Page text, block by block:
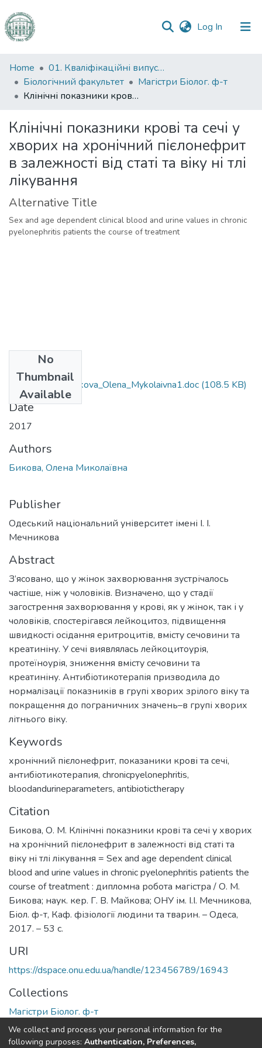
Log In (current)
Communities
&
Collections
Statistics
Home
01. Кваліфікаційні випускні роботи здобувачів вищої освіти
Біологічний факультет
Магістри Біолог. ф-т
Клінічні показники крові та сечі у хворих на хронічний пієлонефрит в залежності від статі та віку ні тлі лікування
Клінічні показники крові та сечі у
хворих на хронічний пієлонефрит
в залежності від статі та віку ні тлі
лікування
Alternative Title
Sex and age dependent clinical blood and urine values in chronic
pyelonephritis patients the course of treatment
No
Thumbnail
Available
8.04010201_Bykova_Olena_Mykolaivna1.doc (108.5 KB)
Date
2017
Authors
Бикова, Олена Миколаївна
Publisher
Одеський національний університет імені І. І.
Мечникова
Abstract
З’ясовано, що у жінок захворювання зустрічалось
частіше, ніж у чоловіків. Визначено, що у стадії
загострення захворювання у крові, як у жінок, так і у
чоловіків, спостерігався лейкоцитоз, підвищення
швидкості осідання еритроцитів, вмісту сечовини та
креатиніну. У сечі виявлялась лейкоцитоурія,
протеїноурія, зниження вмісту сечовини та
креатиніну. Антибіотикотерапія призводила до
нормалізації показників в групі хворих зрілого віку та
покращення до пограничних значень–в групі хворих
літнього віку.
Keywords
хронічний пієлонефрит, показаники крові та сечі,
антибіотикотерапия, chronicpyelonephritis,
bloodandurineparameters, antibiotictherapy
Citation
Бикова, О. М. Клінічні показники крові та сечі у хворих
на хронічний пієлонефрит в залежності від статі та
віку ні тлі лікування = Sex and age dependent clinical
blood and urine values in chronic pyelonephritis patients the
course of treatment : дипломна робота магістра / О. М.
Бикова; наук. кер. Г. В. Майкова; ОНУ ім. І.І. Мечникова,
Біол. ф-т, Каф. фізіології людини та тварин. – Одеса,
2017. – 53 с.
URI
https://dspace.onu.edu.ua/handle/123456789/16943
Collections
Магістри Біолог. ф-т
Full item page
We collect and process your personal information for the
following purposes: Authentication, Preferences,